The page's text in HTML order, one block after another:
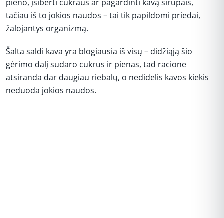
pieno, įsiberti cukraus ar pagardinti kavą sirupais,
tačiau iš to jokios naudos – tai tik papildomi priedai,
žalojantys organizmą.
Šalta saldi kava yra blogiausia iš visų – didžiąją šio
gėrimo dalį sudaro cukrus ir pienas, tad racione
atsiranda dar daugiau riebalų, o nedidelis kavos kiekis
neduoda jokios naudos.